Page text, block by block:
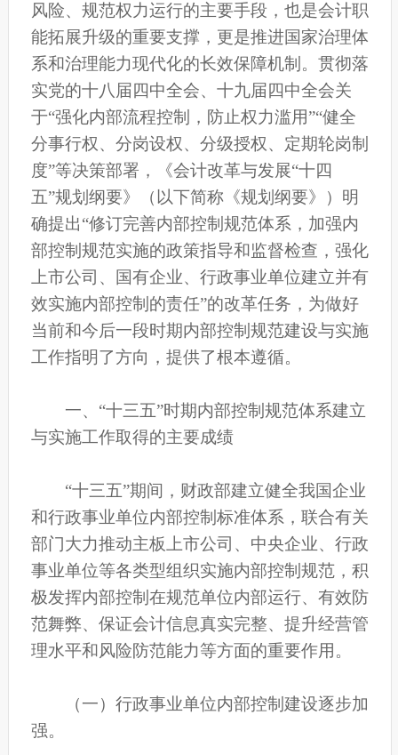
风险、规范权力运行的主要手段，也是会计职
能拓展升级的重要支撑，更是推进国家治理体
系和治理能力现代化的长效保障机制。贯彻落
实党的十八届四中全会、十九届四中全会关
于“强化内部流程控制，防止权力滥用”“健全
分事行权、分岗设权、分级授权、定期轮岗制
度”等决策部署，《会计改革与发展“十四
五”规划纲要》（以下简称《规划纲要》）明
确提出“修订完善内部控制规范体系，加强内
部控制规范实施的政策指导和监督检查，强化
上市公司、国有企业、行政事业单位建立并有
效实施内部控制的责任”的改革任务，为做好
当前和今后一段时期内部控制规范建设与实施
工作指明了方向，提供了根本遵循。
一、“十三五”时期内部控制规范体系建立
与实施工作取得的主要成绩
“十三五”期间，财政部建立健全我国企业
和行政事业单位内部控制标准体系，联合有关
部门大力推动主板上市公司、中央企业、行政
事业单位等各类型组织实施内部控制规范，积
极发挥内部控制在规范单位内部运行、有效防
范舞弊、保证会计信息真实完整、提升经营管
理水平和风险防范能力等方面的重要作用。
（一）行政事业单位内部控制建设逐步加
强。